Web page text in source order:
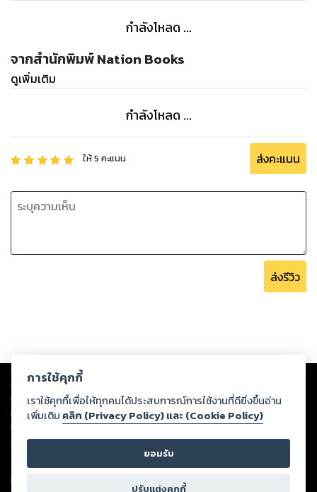
กำลังโหลด ...
จากสำนักพิมพ์ Nation Books
ดูเพิ่มเติม
กำลังโหลด ...
ให้5 คะแนน ส่งคะแนน
ส่งรีวิว
Copyright © 2026
ต่อผลงานหรือเนื้อหาใดที่อัปโหลดผ่านเว็บไซต์และปรากฏว่าละเมิดสิทธิใน
ทรัพย์สินทางปัญญาของบุคคลอื่นหรือขัดต่อกฎหมายและศีลธรรม ดังนั้น ผู้อ่าน
ทุกท่านโปรดใช้วิจารณญาณในการกลั่นกรองด้วยตนเอง และหากท่านพบว่าส่วน
หนึ่งส่วนใดขัดต่อกฎหมายและศีลธรรม กรุณาแจ้งมายังบริษัท เพื่อทีมงานจะได้
ดำเนินการในทันที ทั้งนี้ ทางสตอรี่ล็อกขอสงวนลิขสิทธิ์ตามพระราชบัญญัติ
ลิขสิทธิ์ พ.ศ. 2537 (ฉบับล่าสุด)
For support: member@ookbee.com
การใช้คุกกี้
เราใช้คุกกี้เพื่อให้ทุกคนได้ประสบการณ์การใช้งานที่ดียิ่งขึ้นอ่าน
เพิ่มเติม คลิก (Privacy Policy) และ (Cookie Policy)
ยอมรับ
ปรับแต่งคุกกี้